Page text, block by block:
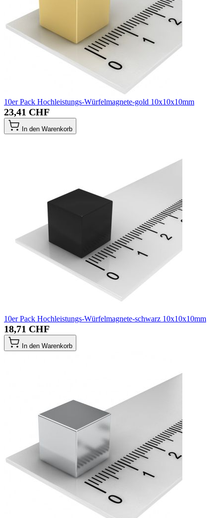
10er Pack Hochleistungs-Würfelmagnete-gold 10x10x10mm
23,41 CHF
In den Warenkorb
10er Pack Hochleistungs-Würfelmagnete-schwarz 10x10x10mm
18,71 CHF
In den Warenkorb